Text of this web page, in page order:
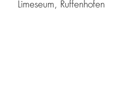
Limeseum, Ruffenhofen